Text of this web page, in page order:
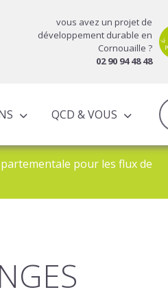
vous avez un projet de
développement durable en
Cornouaille ?
02 90 94 48 48
QCD & VOUS
pour les flux de